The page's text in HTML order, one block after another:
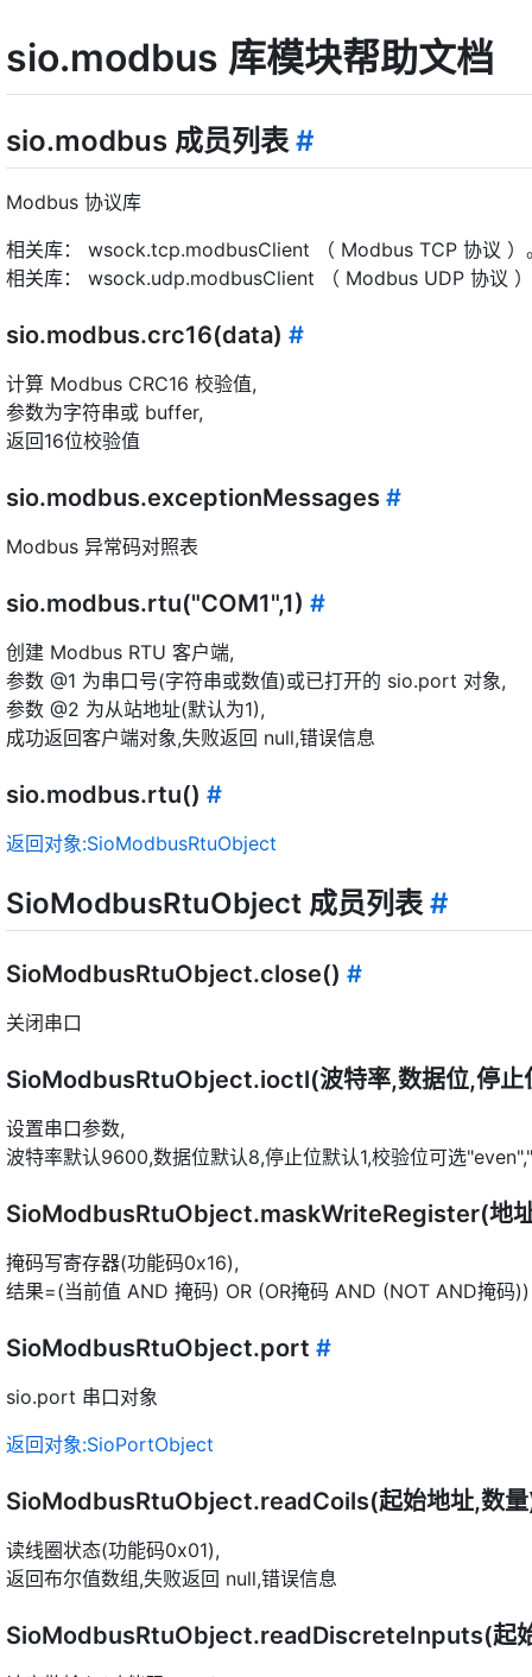
sio.modbus 库模块帮助文档
sio.modbus 成员列表 #
Modbus 协议库
相关库： wsock.tcp.modbusClient （ Modbus TCP 协议 ）
相关库： wsock.udp.modbusClient （ Modbus UDP 协议
sio.modbus.crc16(data) #
计算 Modbus CRC16 校验值,
参数为字符串或 buffer,
返回16位校验值
sio.modbus.exceptionMessages #
Modbus 异常码对照表
sio.modbus.rtu("COM1",1) #
创建 Modbus RTU 客户端,
参数 @1 为串口号(字符串或数值)或已打开的 sio.port 对象,
参数 @2 为从站地址(默认为1),
成功返回客户端对象,失败返回 null,错误信息
sio.modbus.rtu() #
返回对象:SioModbusRtuObject
SioModbusRtuObject 成员列表 #
SioModbusRtuObject.close() #
关闭串口
SioModbusRtuObject.ioctl(波特率,数据位,停止
设置串口参数,
波特率默认9600,数据位默认8,停止位默认1,校验位可选
SioModbusRtuObject.maskWriteRegister(地
掩码写寄存器(功能码0x16),
结果=(当前值 AND 掩码) OR (OR掩码 AND (NOT AND掩码))
SioModbusRtuObject.port #
sio.port 串口对象
返回对象:SioPortObject
SioModbusRtuObject.readCoils(起始地址,数
读线圈状态(功能码0x01),
返回布尔值数组,失败返回 null,错误信息
SioModbusRtuObject.readDiscreteInputs(起